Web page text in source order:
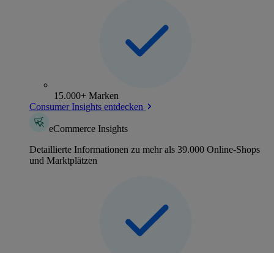
15.000+ Marken
Consumer Insights entdecken
eCommerce Insights
Detaillierte Informationen zu mehr als 39.000 Online-Shops
und Marktplätzen